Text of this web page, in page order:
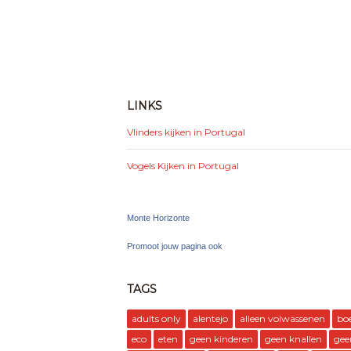
LINKS
Vlinders kijken in Portugal
Vogels Kijken in Portugal
Monte Horizonte
Promoot jouw pagina ook
TAGS
adults only alentejo alleen volwassenen
eco
eten geen kinderen geen knallen